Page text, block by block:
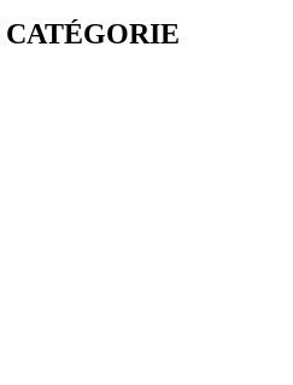
CATÉGORIE